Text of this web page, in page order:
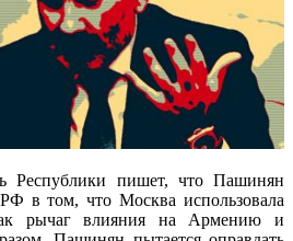
Республики пишет, что Пашинян
в том, что Москва использовала
рычаг влияния на Армению и